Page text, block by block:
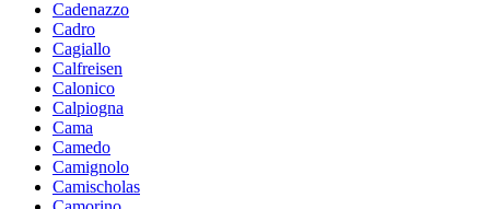
Cadenazzo
Cadro
Cagiallo
Calfreisen
Calonico
Calpiogna
Cama
Camedo
Camignolo
Camischolas